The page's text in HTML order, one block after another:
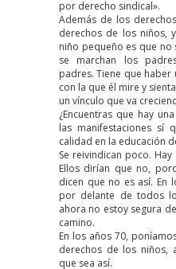
por derecho sindical».
Además de los
derechos de los niños,
niño pequeño es que
se marchan los
padres. Tiene que
con la que él mire y
un vínculo que va
¿Encuentras que hay
las manifestaciones sí
calidad en la educación
Se reivindican poco.
Ellos dirían que no,
dicen que no es así. En
por delante de todos
ahora no estoy segura
camino.
En los años 70,
derechos de los niños,
que sea así.